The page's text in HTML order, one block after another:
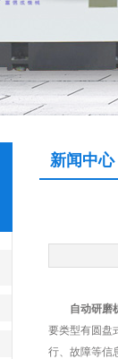
新闻中心
自动研磨
要类型有圆盘
行、故障等信